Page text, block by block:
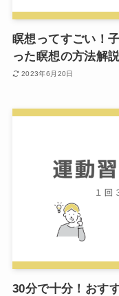
瞑想ってすごい！
った瞑想の方法解
2023年6月20日
30分で十分！おす